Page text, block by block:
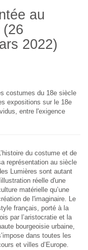
au
(26
2022)
costumes du 18e siècle
expositions sur le 18e
entre l'exigence
du costume et de
représentation au siècle
Lumières sont autant
réelle d'une
matérielle qu’une
de l'imaginaire. Le
français, porté à la
par l’aristocratie et la
bourgeoisie urbaine,
dans toutes les
et villes d’Europe.